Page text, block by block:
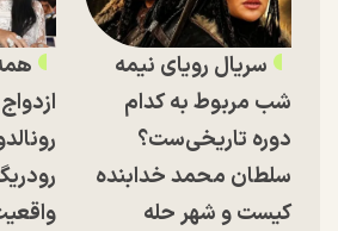
سریال رویای نیمه
شب مربوط به کدام
دوره تاریخی‌ست؟
سلطان محمد خدابنده
کیست و شهر حله